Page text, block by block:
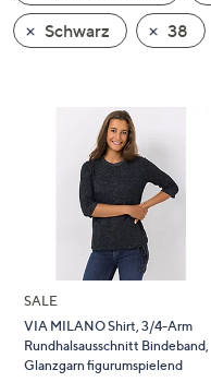
auf
anzuzeigen.
Schwarz
38
SALE
VIA MILANO Shirt, 3/4-Arm
Rundhalsausschnitt Bindeband,
Glanzgarn figurumspielend